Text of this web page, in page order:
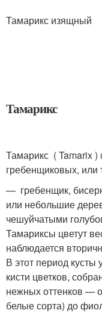
Тамарикс изящный
Тамарикс
Тамарикс ( Tamarix )
гребенщиковых, или
— гребенщик,
или небольшие
чешуйчатыми
Тамариксы цветут
наблюдается
В этот период
кисти цветков,
нежных оттенков —
белые сорта) до